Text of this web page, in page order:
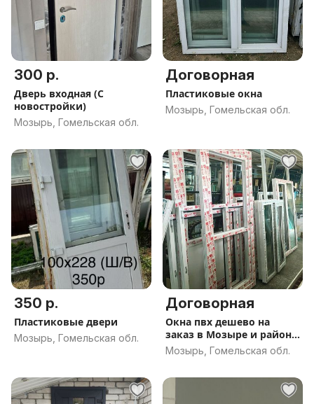
300 р.
Дверь входная (С
новостройки)
Мозырь, Гомельская обл.
Договорная
Пластиковые окна
Мозырь, Гомельская обл.
350 р.
Пластиковые двери
Мозырь, Гомельская обл.
Договорная
Окна пвх дешево на
заказ в Мозыре и районе
без монтажа с доставкой
Мозырь, Гомельская обл.